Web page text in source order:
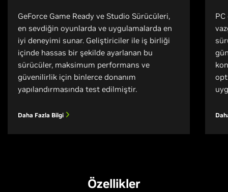
GeForce Game Ready ve Studio Sürücüleri,
en sevdiğin oyunlarda ve uygulamalarda en
iyi deneyimi sunar. Geliştiriciler ile iş birliği
içinde hassas bir şekilde ayarlanan bu
sürücüler, maksimum performans ve
güvenilirlik için binlerce donanım
yapılandırmasında test edilmiştir.
Daha Fazla Bilgi
Özellikler